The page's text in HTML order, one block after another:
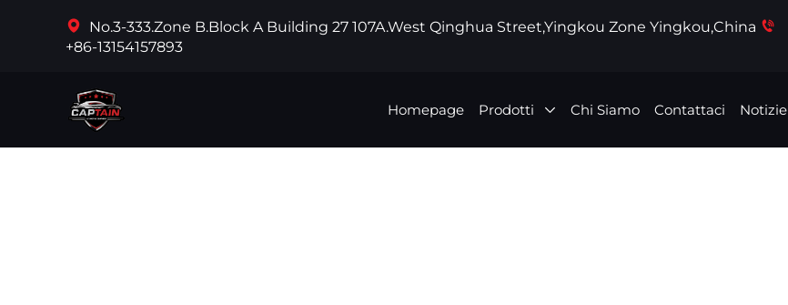
No.3-333.Zone B.Block A Building 27 107A.West Qinghua Street,Yingkou Zone Yingkou,China
+86-13154157893
Homepage Prodotti Chi Siamo Contattaci Notizie